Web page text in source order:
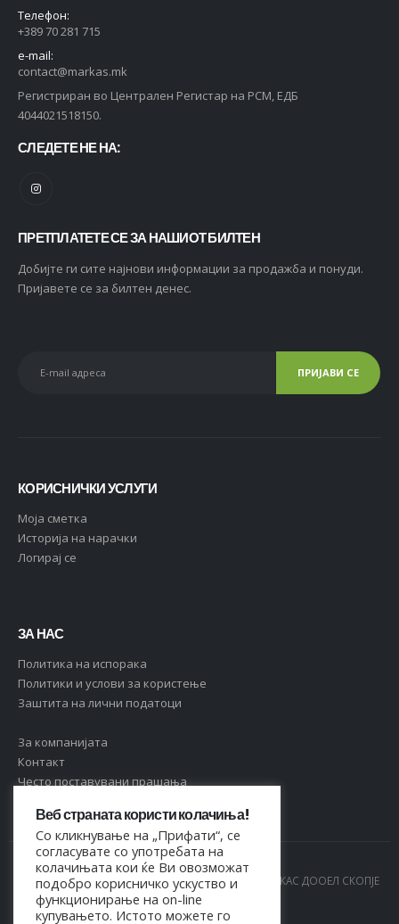
Телефон:
+389 70 281 715
e-mail:
contact@markas.mk
Регистриран во Централен Регистар на РСМ, ЕДБ
4044021518150.
СЛЕДЕТЕ НЕ НА:
ПРЕТПЛАТЕТЕ СЕ ЗА НАШИОТ БИЛТЕН
Добијте ги сите најнови информации за продажба и понуди.
Пријавете се за билтен денес.
КОРИСНИЧКИ УСЛУГИ
Moja сметка
Историја на нарачки
Логирај се
ЗА НАС
Политика на испорака
Политики и услови за користење
Заштита на лични податоци
За компанијата
Контакт
Често поставувани прашања
© Copyright 2021. Сите права се задржани од МАРКАС ДООЕЛ СКОПЈЕ
- 4044021518150
Веб страната користи колачиња!
Со кликнување на „Прифати“, се
согласувате со употребата на
колачињата кои ќе Ви овозможат
подобро корисничко ускуство и
функционирање на on-line
купувањето. Истото можете го